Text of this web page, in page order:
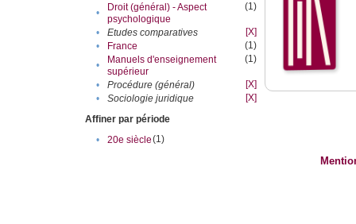
•
Droit (général) - Aspect
psychologique
(1)
• Etudes comparatives
[X]
•
France
(1)
•
Manuels d'enseignement
supérieur
(1)
• Procédure (général)
[X]
•
Sociologie juridique
[X]
Affiner par période
•
20e siècle(1)